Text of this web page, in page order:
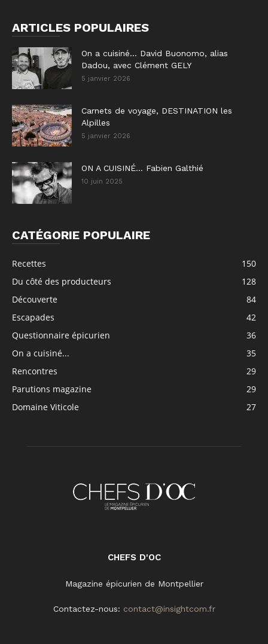
ARTICLES POPULAIRES
On a cuisiné… David Buonomo, alias
Dadou, avec Clément GELY
5 janvier 2026
Carnets de voyage, DESTINATION les
Alpilles
5 janvier 2026
ON A CUISINÉ… Fabien Galthié
10 juin 2025
CATÉGORIE POPULAIRE
Recettes
150
Du côté des producteurs
128
Découverte
84
Escapades
42
Questionnaire épicurien
36
On a cuisiné...
35
Rencontres
29
Parutions magazine
29
Domaine Viticole
27
CHEFS D'OC
Magazine épicurien de Montpellier
Contactez-nous: contact@insightcom.fr